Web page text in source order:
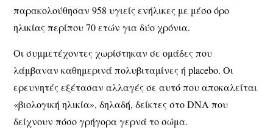
παρακολούθησαν 958 υγιείς ενήλικες με μέσο όρο
ηλικίας περίπου 70 ετών για δύο χρόνια.
Οι συμμετέχοντες χωρίστηκαν σε ομάδες που
λάμβαναν καθημερινά πολυβιταμίνες ή placebo. Οι
ερευνητές εξέτασαν αλλαγές σε αυτό που αποκαλείται
«βιολογική ηλικία», δηλαδή, δείκτες στο DNA που
δείχνουν πόσο γρήγορα γερνά το σώμα.